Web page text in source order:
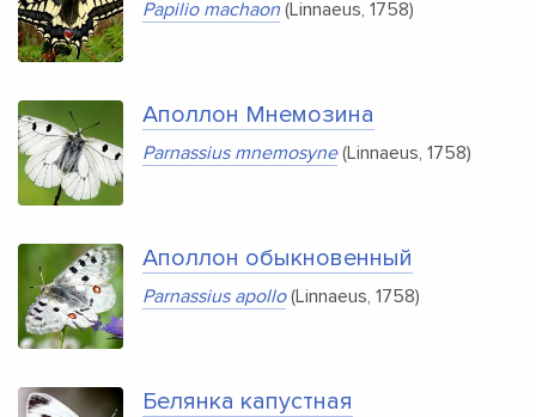
Papilio machaon (Linnaeus, 1758)
Аполлон Мнемозина
Parnassius mnemosyne(Linnaeus, 1758)
Аполлон обыкновенный
Parnassius apollo(Linnaeus, 1758)
Белянка капустная